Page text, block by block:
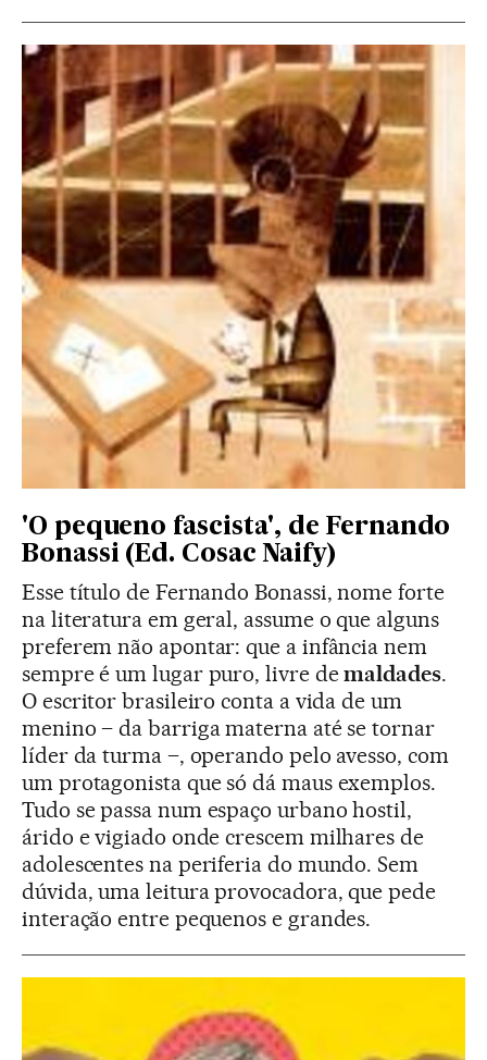
'O pequeno fascista', de Fernando
Bonassi (Ed. Cosac Naify)
Esse título de Fernando Bonassi, nome forte
na literatura em geral, assume o que alguns
preferem não apontar: que a infância nem
sempre é um lugar puro, livre demaldades.
O escritor brasileiro conta a vida de um
menino – da barriga materna até se tornar
líder da turma –, operando pelo avesso, com
um protagonista que só dá maus exemplos.
Tudo se passa num espaço urbano hostil,
árido e vigiado onde crescem milhares de
adolescentes na periferia do mundo. Sem
dúvida, uma leitura provocadora, que pede
interação entre pequenos e grandes.